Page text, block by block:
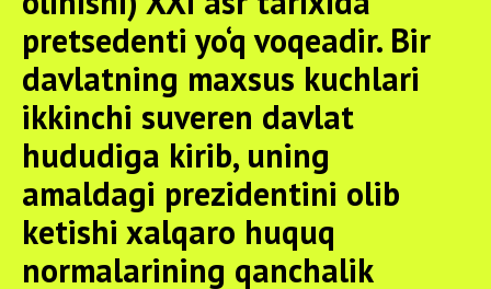
pretsedenti yo‘q voqeadir. Bir
davlatning maxsus kuchlari
ikkinchi suveren davlat
hududiga kirib, uning
amaldagi prezidentini olib
ketishi xalqaro huquq
normalarining qanchalik